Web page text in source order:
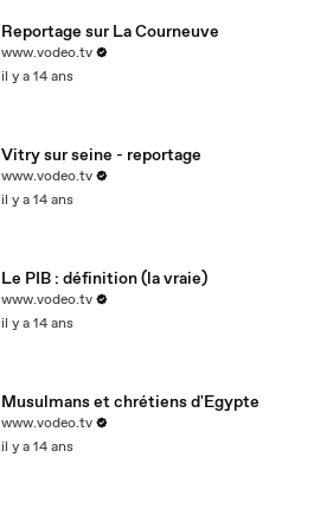
Reportage sur La Courneuve
www.vodeo.tv
il y a 14 ans
Vitry sur seine - reportage
www.vodeo.tv
il y a 14 ans
Le PIB : définition (la vraie)
www.vodeo.tv
il y a 14 ans
Musulmans et chrétiens d'Egypte
www.vodeo.tv
il y a 14 ans